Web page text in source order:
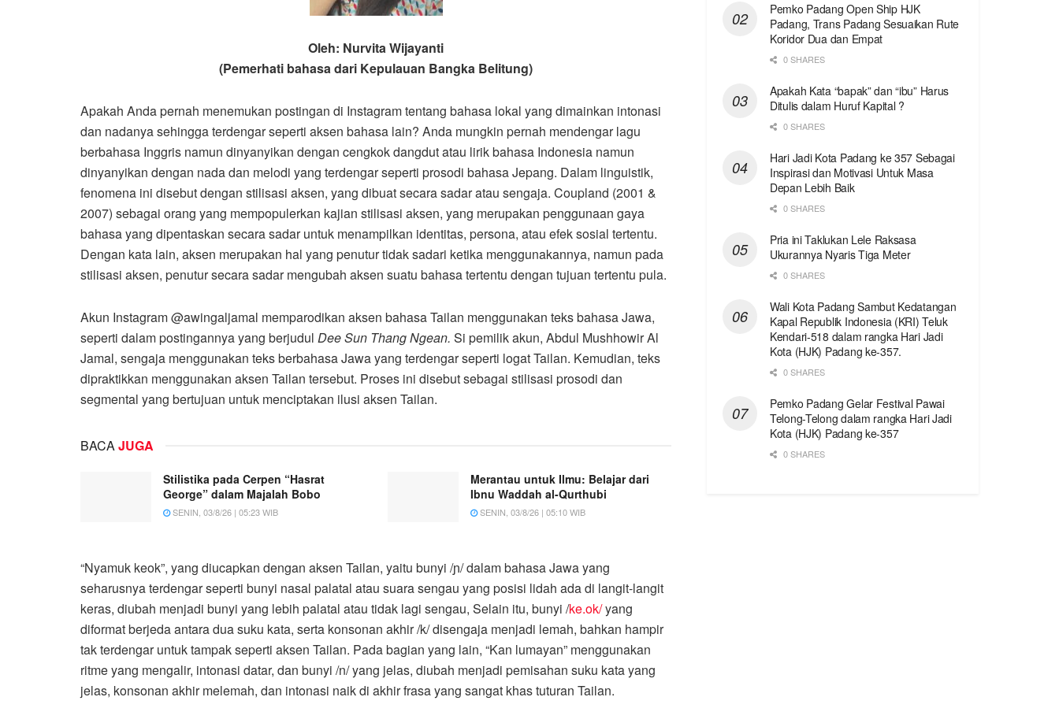
Oleh: Nurvita Wijayanti
(Pemerhati bahasa dari Kepulauan Bangka Belitung)
Apakah Anda pernah menemukan postingan di Instagram tentang bahasa lokal yang dimainkan intonasi
dan nadanya sehingga terdengar seperti aksen bahasa lain? Anda mungkin pernah mendengar lagu
berbahasa Inggris namun dinyanyikan dengan cengkok dangdut atau lirik bahasa Indonesia namun
dinyanyikan dengan nada dan melodi yang terdengar seperti prosodi bahasa Jepang. Dalam linguistik,
fenomena ini disebut dengan stilisasi aksen, yang dibuat secara sadar atau sengaja. Coupland (2001 &
2007) sebagai orang yang mempopulerkan kajian stilisasi aksen, yang merupakan penggunaan gaya
bahasa yang dipentaskan secara sadar untuk menampilkan identitas, persona, atau efek sosial tertentu.
Dengan kata lain, aksen merupakan hal yang penutur tidak sadari ketika menggunakannya, namun pada
stilisasi aksen, penutur secara sadar mengubah aksen suatu bahasa tertentu dengan tujuan tertentu pula.
Akun Instagram @awingaljamal memparodikan aksen bahasa Tailan menggunakan teks bahasa Jawa,
seperti dalam postingannya yang berjudul Dee Sun Thang Ngean. Si pemilik akun, Abdul Mushhowir Al
Jamal, sengaja menggunakan teks berbahasa Jawa yang terdengar seperti logat Tailan. Kemudian, teks
dipraktikkan menggunakan aksen Tailan tersebut. Proses ini disebut sebagai stilisasi prosodi dan
segmental yang bertujuan untuk menciptakan ilusi aksen Tailan.
BACAJUGA
Stilistika pada Cerpen “Hasrat
George” dalam Majalah Bobo
SENIN, 03/8/26 | 05:23 WIB
Merantau untuk Ilmu: Belajar dari
Ibnu Waddah al-Qurthubi
SENIN, 03/8/26 | 05:10 WIB
“Nyamuk keok”, yang diucapkan dengan aksen Tailan, yaitu bunyi /ɲ/ dalam bahasa Jawa yang
seharusnya terdengar seperti bunyi nasal palatal atau suara sengau yang posisi lidah ada di langit-langit
keras, diubah menjadi bunyi yang lebih palatal atau tidak lagi sengau, Selain itu, bunyi /ke.ok/yang
diformat berjeda antara dua suku kata, serta konsonan akhir /k/ disengaja menjadi lemah, bahkan hampir
tak terdengar untuk tampak seperti aksen Tailan. Pada bagian yang lain, “Kan lumayan” menggunakan
ritme yang mengalir, intonasi datar, dan bunyi /n/ yang jelas, diubah menjadi pemisahan suku kata yang
jelas, konsonan akhir melemah, dan intonasi naik di akhir frasa yang sangat khas tuturan Tailan.
Pemko Padang Open Ship HJK
Padang, Trans Padang Sesuaikan Rute
Koridor Dua dan Empat
0 SHARES
Apakah Kata “bapak” dan “ibu” Harus
Ditulis dalam Huruf Kapital ?
0 SHARES
Hari Jadi Kota Padang ke 357 Sebagai
Inspirasi dan Motivasi Untuk Masa
Depan Lebih Baik
0 SHARES
Pria ini Taklukan Lele Raksasa
Ukurannya Nyaris Tiga Meter
0 SHARES
Wali Kota Padang Sambut Kedatangan
Kapal Republik Indonesia (KRI) Teluk
Kendari-518 dalam rangka Hari Jadi
Kota (HJK) Padang ke-357.
0 SHARES
Pemko Padang Gelar Festival Pawai
Telong-Telong dalam rangka Hari Jadi
Kota (HJK) Padang ke-357
0 SHARES